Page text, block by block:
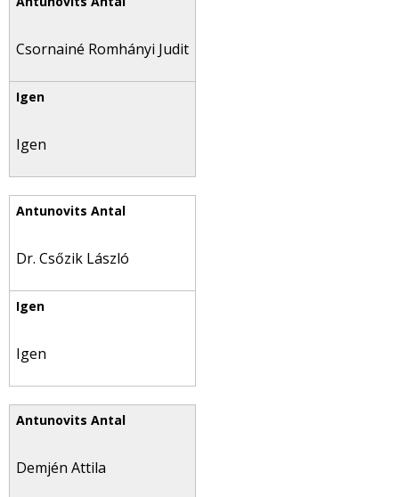
Csornainé Romhányi Judit
Igen
Dr. Csőzik László
Igen
Demjén Attila